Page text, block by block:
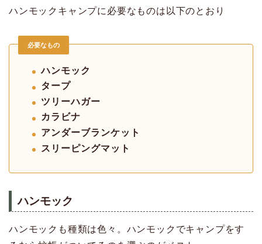
ハンモックキャンプに必要なものは以下のとおり
必要なもの
ハンモック
タープ
ツリーハガー
カラビナ
アンダーブランケット
スリーピングマット
ハンモック
ハンモックも種類は色々。ハンモックでキャンプをす